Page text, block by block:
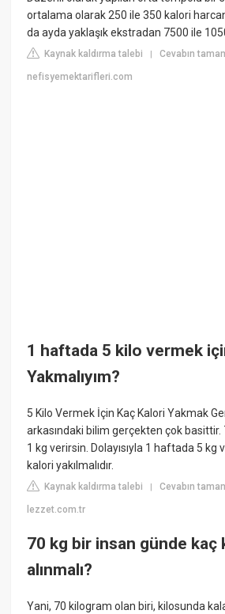
ortalama olarak 250 ile 350 kalori
da ayda yaklaşık ekstradan 7500 ile
Kaynak kaldırma talebi |Cevabın
nefisyemektarifleri.com
1 haftada 5 kilo vermek
Yakmalıyım?
5 Kilo Vermek İçin Kaç Kalori Yakmak
arkasındaki bilim gerçekten çok
1 kg verirsin. Dolayısıyla 1 haftada 5 kg
kalori yakılmalıdır.
Kaynak kaldırma talebi |Cevabın
lezzet.com.tr
70 kg bir insan günde kaç
alınmalı?
Yani, 70 kilogram olan biri, kilosunda